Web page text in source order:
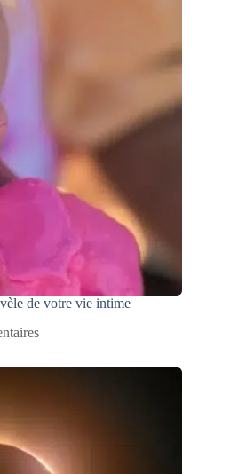
de votre vie intime